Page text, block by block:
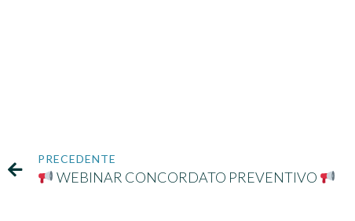
PRECEDENTE
WEBINAR CONCORDATO PREVENTIVO